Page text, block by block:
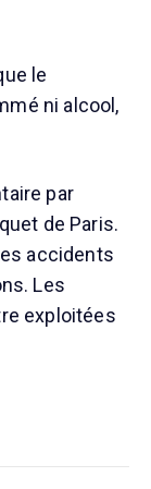
le
ni alcool,
par
de Paris.
accidents
Les
exploitées